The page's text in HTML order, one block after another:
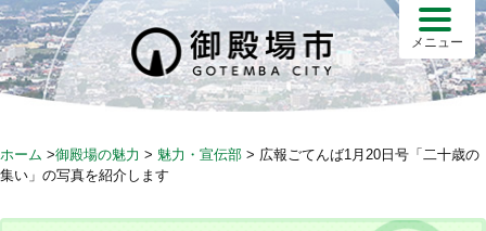
S
k
i
p
c
n
メニュー
ホーム >御殿場の魅力 > 魅力・宣伝部 > 広報ごてんば1月20日号「二十歳の
集い」の写真を紹介します